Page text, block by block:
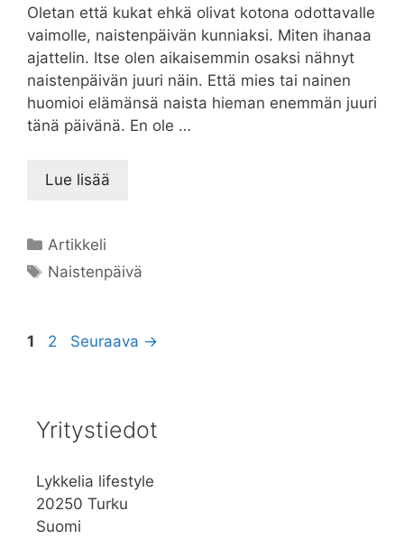
Oletan että kukat ehkä olivat kotona odottavalle
vaimolle, naistenpäivän kunniaksi. Miten ihanaa
ajattelin. Itse olen aikaisemmin osaksi nähnyt
naistenpäivän juuri näin. Että mies tai nainen
huomioi elämänsä naista hieman enemmän juuri
tänä päivänä. En ole …
Lue lisää
Kategoriat
Artikkeli
Avainsanat
Naistenpäivä
Sivu
1 Sivu
2 Seuraava →
Yritystiedot
Lykkelia lifestyle
20250 Turku
Suomi